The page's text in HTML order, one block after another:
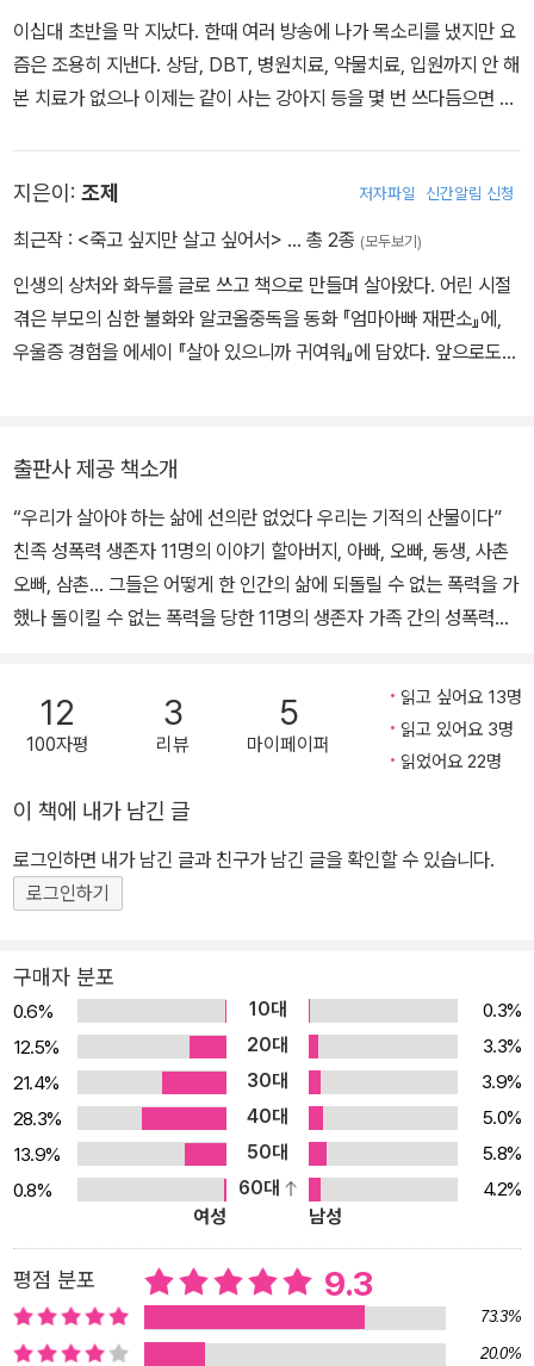
이십대 초반을 막 지났다. 한때 여러 방송에 나가 목소리를 냈지만 요
즘은 조용히 지낸다. 상담, DBT, 병원치료, 약물치료, 입원까지 안 해
본 치료가 없으나 이제는 같이 사는 강아지 등을 몇 번 쓰다듬으면 마
지은이: 조제 저자파일 신간알림 신청
최근작 : <죽고 싶지만 살고 싶어서> … 총 2종 (모두보기)
인생의 상처와 화두를 글로 쓰고 책으로 만들며 살아왔다. 어린 시절
겪은 부모의 심한 불화와 알코올중독을 동화 『엄마아빠 재판소』에,
우울증 경험을 에세이 『살아 있으니까 귀여워』에 담았다. 앞으로도
출판사 제공 책소개
“우리가 살아야 하는 삶에 선의란 없었다 우리는 기적의 산물이다”
친족 성폭력 생존자 11명의 이야기 할아버지, 아빠, 오빠, 동생, 사촌
오빠, 삼촌… 그들은 어떻게 한 인간의 삶에 되돌릴 수 없는 폭력을 가
했나 돌이킬 수 없는 폭력을 당한 11명의 생존자 가족 간의 성폭력은
를 금기시하는 데서 쌓아 올려졌고, 인간이 금수와 구분되는 점은 성
욕과 번식만을 위해 행동하지 않는 거라고 우리는 배워왔기 때문이
다. “근친상간 금지는 자연이 자신을 초월하는 곳”이라고 레비스트로
않고 근친 성폭력 혹은 친족 성폭력이라고 한다), 인간 정신의 초월적
지향이 문명·문화를 낳았다. 하지만 가족 간의 성폭력은 이를 전면적
으로 거스르며 피해자를 문명 이전의 세계로 추락시킨다. 여기, 한 가
족의 자녀인데도 돌봄을 받기는커녕 성적 대상으로 취급받은 11명의
저자들은 어려서 자기 몸을 자각하기도 전에 가족이나 친지들의 성폭
력에 노출됐다. 이것은 생애사가 형성되기도 전에 미리 박탈해가는,
돌이키기 불가능한 폭력이다. 아빠가 딸에게 같이 잠자리를 갖자고
했고, 오빠가 벗기고 만졌으며, 할아버지가 손녀 몸의 성장점검을 했
고 그의 아들이 뒤이어 딸의 이불 속으로 들어왔다. 폭력은 한 차례에
그치지 않았고, 같은 공간에 살면서 지속적으로 반복되었다. 피해자
(생존자)들은 가해자에게 거부의 뜻을 강력히 나타내기도 했고, 그러
지 못하기도 했다. 한편 대부분은 엄마에게 구조 요청을 하거나 털어
놨는데, 이들의 엄마는 가해자 또한 가족이라는 이유로 감쌌다. 글을
쓴 11명의 생존자는 현재 20대, 30대, 40대, 50대로 다양한 나이대
에 걸쳐 있다. 즉 지난 수십 년간 우리 사회 그리고 가족은 거의 변하
지 않았다. 그렇기에 어디에나 있었고 지금도 있는, 그러나 아무도 말
12
100자평
3
리뷰
5
마이페이퍼
읽고 싶어요 13명
읽고 있어요 3명
읽었어요 22명
이 책에 내가 남긴 글
로그인하면 내가 남긴 글과 친구가 남긴 글을 확인할 수 있습니다.
로그인하기
구매자 분포
0.6% 10대
0.3%
12.5%
20대
3.3%
21.4%
30대
3.9%
28.3%
40대
5.0%
13.9%
50대
5.8%
0.8%
60대
4.2%
여성
남성
평점 분포 9.3
73.3%
20.0%